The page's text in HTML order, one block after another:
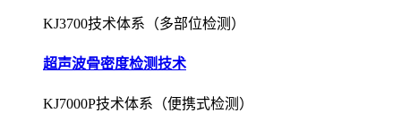
KJ3700技术体系（多部位检测）
超声波骨密度检测技术
KJ7000P技术体系（便携式检测）